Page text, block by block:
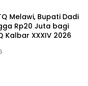
Melawi, Bupati Dadi
Rp20 Juta bagi
Kalbar XXXIV 2026